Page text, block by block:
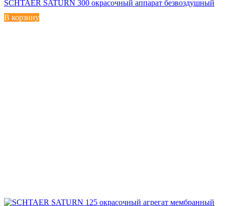
SCHTAER SATURN 300 окрасочный аппарат безвоздушный
В корзину